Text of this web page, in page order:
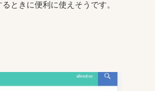
ときに便利に使えそうです。